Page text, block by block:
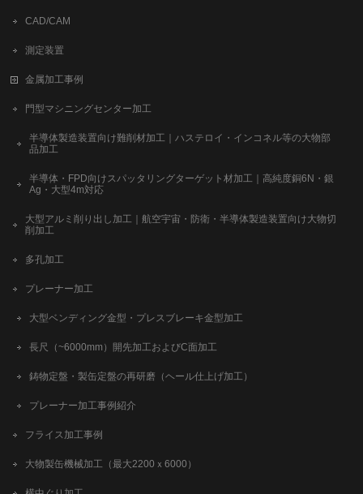
CAD/CAM
測定装置
金属加工事例
門型マシニングセンター加工
半導体製造装置向け難削材加工｜ハステロイ・インコネル等の大物部
品加工
半導体・FPD向けスパッタリングターゲット材加工｜高純度銅6N・銀
Ag・大型4m対応
大型アルミ削り出し加工｜航空宇宙・防衛・半導体製造装置向け大物切
削加工
多孔加工
プレーナー加工
大型ベンディング金型・プレスブレーキ金型加工
長尺（~6000mm）開先加工およびC面加工
鋳物定盤・製缶定盤の再研磨（ヘール仕上げ加工）
プレーナー加工事例紹介
フライス加工事例
大物製缶機械加工（最大2200ｘ6000）